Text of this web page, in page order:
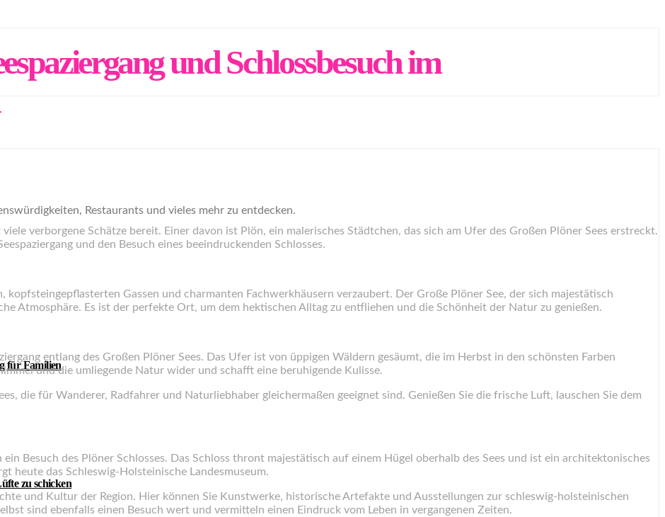
Restaurants und vieles mehr zu entdecken.
für Familien
zu schicken
und Schlossbesuch im
verborgene Schätze bereit. Einer davon ist Plön, ein malerisches Städtchen, das sich am Ufer des Großen Plöner Sees erstreckt.
und den Besuch eines beeindruckenden Schlosses.
Gassen und charmanten Fachwerkhäusern verzaubert. Der Große Plöner See, der sich majestätisch
Atmosphäre. Es ist der perfekte Ort, um dem hektischen Alltag zu entfliehen und die Schönheit der Natur zu genießen.
entlang des Großen Plöner Sees. Das Ufer ist von üppigen Wäldern gesäumt, die im Herbst in den schönsten Farben
und die umliegende Natur wider und schafft eine beruhigende Kulisse.
die für Wanderer, Radfahrer und Naturliebhaber gleichermaßen geeignet sind. Genießen Sie die frische Luft, lauschen Sie dem
Besuch des Plöner Schlosses. Das Schloss thront majestätisch auf einem Hügel oberhalb des Sees und ist ein architektonisches
heute das Schleswig-Holsteinische Landesmuseum.
und Kultur der Region. Hier können Sie Kunstwerke, historische Artefakte und Ausstellungen zur schleswig-holsteinischen
sind ebenfalls einen Besuch wert und vermitteln einen Eindruck vom Leben in vergangenen Zeiten.